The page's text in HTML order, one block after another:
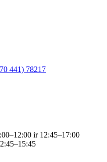
441) 78217
ir 12:45–17:00